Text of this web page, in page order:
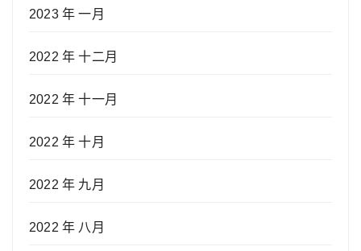
2023 年 一月
2022 年 十二月
2022 年 十一月
2022 年 十月
2022 年 九月
2022 年 八月